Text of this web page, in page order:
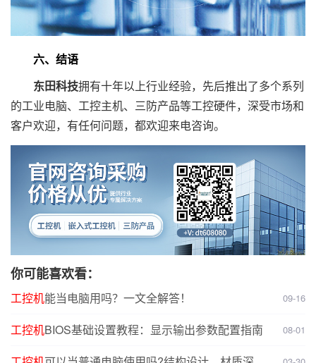
六、结语
东田科技拥有十年以上行业经验，先后推出了多个系列
的工业电脑、工控主机、三防产品等工控硬件，深受市场和
客户欢迎，有任何问题，都欢迎来电咨询。
你可能喜欢看：
工控机能当电脑用吗？一文全解答！ 09-16
工控机BIOS基础设置教程：显示输出参数配置指南 08-01